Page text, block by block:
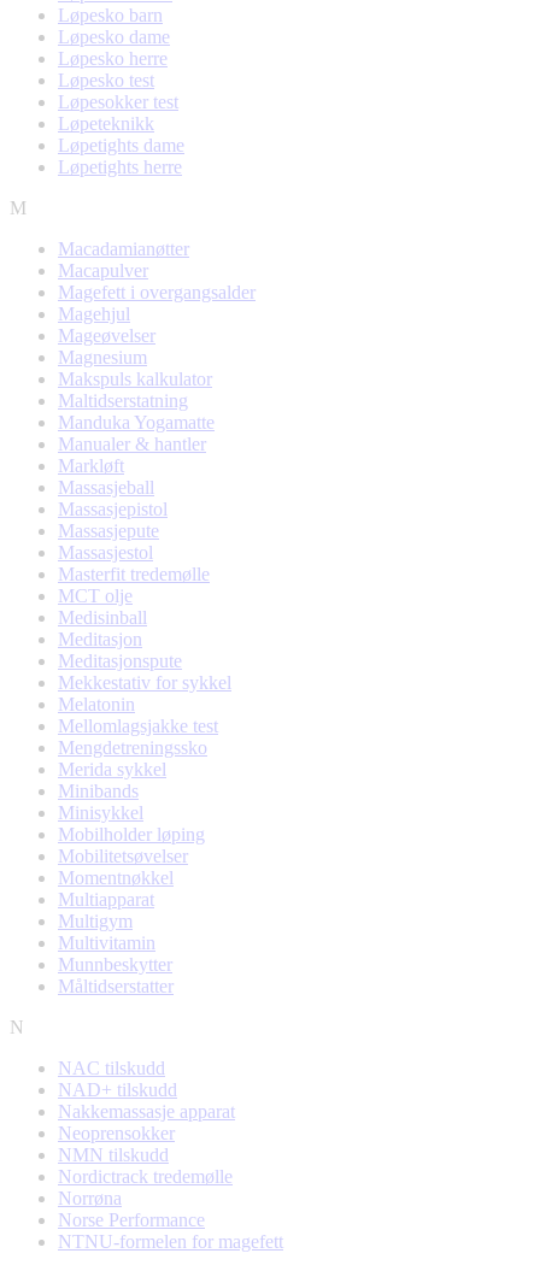
Løpesko barn
Løpesko dame
Løpesko herre
Løpesko test
Løpesokker test
Løpeteknikk
Løpetights dame
Løpetights herre
M
Macadamianøtter
Macapulver
Magefett i overgangsalder
Magehjul
Mageøvelser
Magnesium
Makspuls kalkulator
Maltidserstatning
Manduka Yogamatte
Manualer & hantler
Markløft
Massasjeball
Massasjepistol
Massasjepute
Massasjestol
Masterfit tredemølle
MCT olje
Medisinball
Meditasjon
Meditasjonspute
Mekkestativ for sykkel
Melatonin
Mellomlagsjakke test
Mengdetreningssko
Merida sykkel
Minibands
Minisykkel
Mobilholder løping
Mobilitetsøvelser
Momentnøkkel
Multiapparat
Multigym
Multivitamin
Munnbeskytter
Måltidserstatter
N
NAC tilskudd
NAD+ tilskudd
Nakkemassasje apparat
Neoprensokker
NMN tilskudd
Nordictrack tredemølle
Norrøna
Norse Performance
NTNU-formelen for magefett